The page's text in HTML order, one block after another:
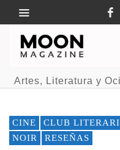
Artes, Literatura y
CINE CLUB
NOIR
RESEÑAS